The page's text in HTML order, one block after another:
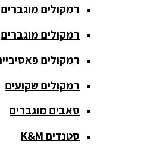
מוגברים
מיקרופון
רמקולים מוגברים
רמקולים מוגברים
רמקולים פאסיביים
רמקולים שקועים
סאבים מוגברים
סטנדים K&M